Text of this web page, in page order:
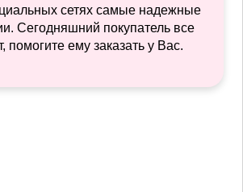
сетях самые надежные
Сегодняшний покупатель все
помогите ему заказать у Вас.